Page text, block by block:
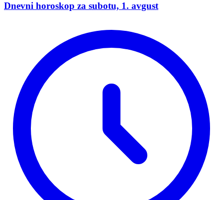
Dnevni horoskop za subotu, 1. avgust